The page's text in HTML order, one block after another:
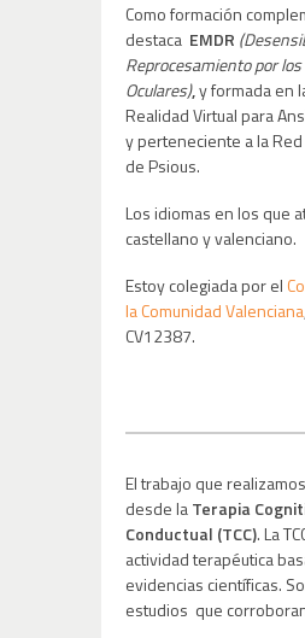
Como formación
destaca EMDR
Reprocesamiento por
Oculares),y formada en
Realidad Virtual para
y perteneciente a la
de Psious.
Los idiomas en los que
castellano y valenciano.
Estoy colegiada por el
la Comunidad Valenciana
CV12387.
El trabajo que
desde laTerapia
Conductual (TCC). La
actividad terapéutica
evidencias científicas.
estudios que